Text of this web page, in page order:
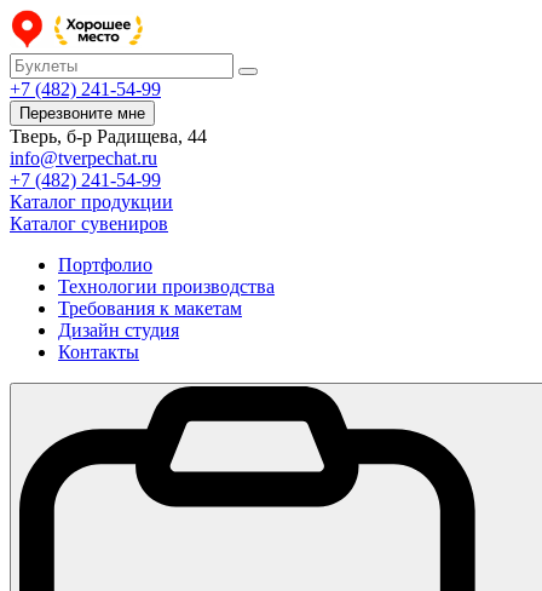
+7 (482) 241-54-99
Перезвоните мне
Тверь, б-р Радищева, 44
info@tverpechat.ru
+7 (482) 241-54-99
Каталог продукции
Каталог сувениров
Портфолио
Технологии производства
Требования к макетам
Дизайн студия
Контакты